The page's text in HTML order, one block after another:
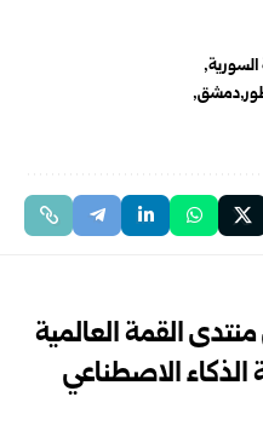
دمشق
القمة العالمية
الاصطناعي